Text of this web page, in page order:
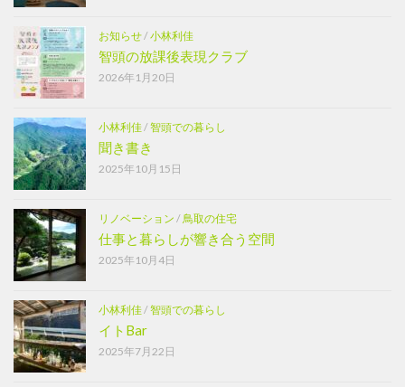
お知らせ/小林利佳
智頭の放課後表現クラブ
2026年1月20日
小林利佳/智頭での暮らし
聞き書き
2025年10月15日
リノベーション / 鳥取の住宅
仕事と暮らしが響き合う空間
2025年10月4日
小林利佳/智頭での暮らし
イトBar
2025年7月22日